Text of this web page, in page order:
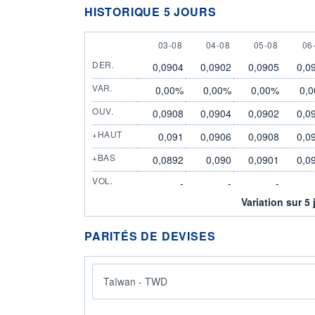
HISTORIQUE 5 JOURS
3 AUGUST
03-08 4 AUGUST
04-08 5 AUGUST
05-08 6
DER.
0,0904 0,0902 0,0905
VAR. 0,00% 0,00% 0,00%
OUV. 0,0908 0,0904 0,0902
+HAUT 0,091 0,0906 0,0908
+BAS 0,0892 0,090 0,0901
VOL. - - -
Variation sur 5
PARITÉS DE DEVISES
Taïwan - TWD